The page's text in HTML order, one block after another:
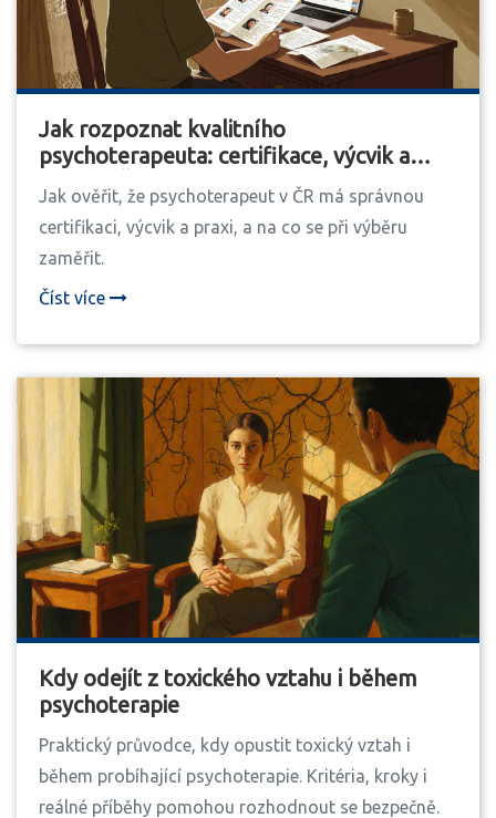
Jak rozpoznat kvalitního
psychoterapeuta: certifikace, výcvik a
Jak ověřit, že psychoterapeut v ČR má správnou
certifikaci, výcvik a praxi, a na co se při výběru
zaměřit.
Číst více
Kdy odejít z toxického vztahu i během
psychoterapie
Praktický průvodce, kdy opustit toxický vztah i
během probíhající psychoterapie. Kritéria, kroky i
reálné příběhy pomohou rozhodnout se bezpečně.